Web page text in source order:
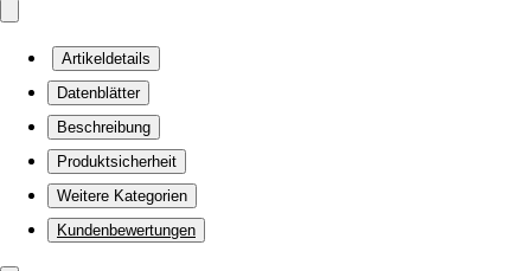
Artikeldetails
Datenblätter
Beschreibung
Produktsicherheit
Weitere Kategorien
Kundenbewertungen